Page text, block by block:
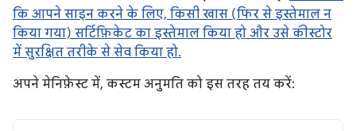
कि आपने साइन करने के लिए, किसी खास (फिर से इस्तेमाल न
किया गया) सर्टिफ़िकेट का इस्तेमाल किया हो और उसे कीस्टोर
में सुरक्षित तरीके से सेव किया हो.
अपने मेनिफ़ेस्ट में, कस्टम अनुमति को इस तरह तय करें: